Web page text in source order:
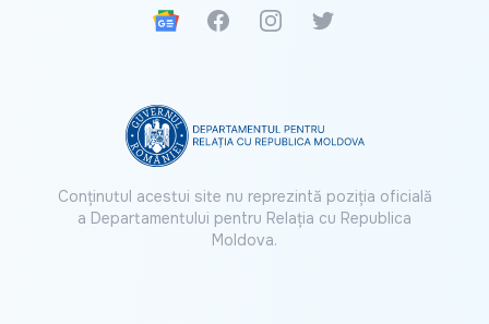
Google News
FacebookInstagramTwitter
Conținutul acestui site nu reprezintă poziția oficială
a Departamentului pentru Relația cu Republica
Moldova.